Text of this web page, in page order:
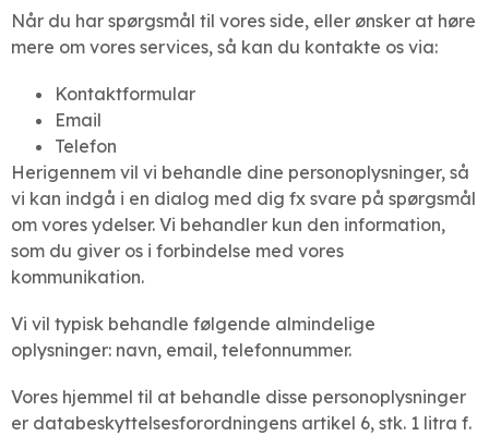
Når du har spørgsmål til vores side, eller ønsker at høre
mere om vores services, så kan du kontakte os via:
Kontaktformular
Email
Telefon
Herigennem vil vi behandle dine personoplysninger, så
vi kan indgå i en dialog med dig fx svare på spørgsmål
om vores ydelser. Vi behandler kun den information,
som du giver os i forbindelse med vores
kommunikation.
Vi vil typisk behandle følgende almindelige
oplysninger: navn, email, telefonnummer.
Vores hjemmel til at behandle disse personoplysninger
er databeskyttelsesforordningens artikel 6, stk. 1 litra f.